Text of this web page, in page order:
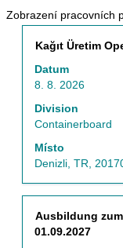
Zobrazení pracovních
Titul
Kağıt Üretim
Datum
8. 8. 2026
Division
Containerboard
Místo
Denizli, TR,
Vyberte
zobrazení
veškerých
informací
o
Titul
Ausbildung
01.09.2027
Vyberte
mezerníkem